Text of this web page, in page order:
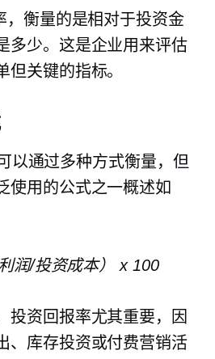
，衡量的是相对于投资金
多少。这是企业用来评估
但关键的指标。
以通过多种方式衡量，但
使用的公式之一概述如
润/投资成本） x 100
投资回报率尤其重要，因
、库存投资或付费营销活